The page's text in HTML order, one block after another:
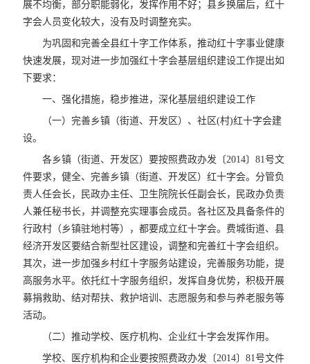
展不均衡，部分职能弱化，发挥作用不好；县乡换届后，红十
字会人员变化较大，没有及时调整充实。
为巩固和完善全县红十字工作体系，推动红十字事业健康
快速发展，现对进一步加强红十字会基层组织建设工作提出如
下要求：
一、强化措施，稳步推进，深化基层组织建设工作
（一）完善乡镇（街道、开发区）、社区(村)红十字会建
设。
各乡镇（街道、开发区）要按照费政办发〔2014〕81号文
件要求，健全、完善乡镇（街道、开发区）红十字会。分管负
责人任会长，民政办主任、卫生院院长任副会长，民政办负责
人兼任秘书长，并调整充实理事会成员。各社区及具备条件的
行政村（乡镇驻地村等），都要成立红十字会。费城街道、县
经济开发区要结合新型社区建设，调整和完善红十字会组织。
其次，进一步加强乡村红十字服务站建设，完善服务功能，提
高服务水平。依托红十字服务组织，发挥自身优势，积极开展
募捐救助、结对帮扶、救护培训、志愿服务和参与养老服务等
活动。
（二）推动学校、医疗机构、企业红十字会发挥作用。
学校、医疗机构和企业要按照费政办发〔2014〕81号文件